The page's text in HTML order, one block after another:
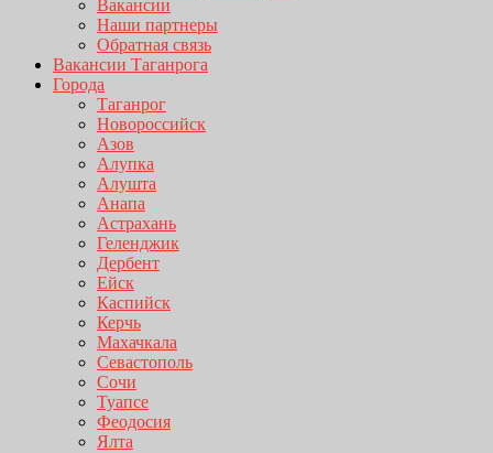
Вакансии
Наши партнеры
Обратная связь
Вакансии Таганрога
Города
Таганрог
Новороссийск
Азов
Алупка
Алушта
Анапа
Астрахань
Геленджик
Дербент
Ейск
Каспийск
Керчь
Махачкала
Севастополь
Сочи
Туапсе
Феодосия
Ялта